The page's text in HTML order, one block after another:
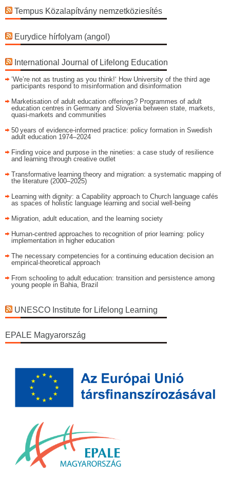
Tempus Közalapítvány nemzetköziesítés
Eurydice hírfolyam (angol)
International Journal of Lifelong Education
’We’re not as trusting as you think!‘ How University of the third age
participants respond to misinformation and disinformation
Marketisation of adult education offerings? Programmes of adult
education centres in Germany and Slovenia between state, markets,
quasi-markets and communities
50 years of evidence‑informed practice: policy formation in Swedish
adult education 1974–2024
Finding voice and purpose in the nineties: a case study of resilience
and learning through creative outlet
Transformative learning theory and migration: a systematic mapping of
the literature (2000–2025)
Learning with dignity: a Capability approach to Church language cafés
as spaces of holistic language learning and social well-being
Migration, adult education, and the learning society
Human-centred approaches to recognition of prior learning: policy
implementation in higher education
The necessary competencies for a continuing education decision an
empirical-theoretical approach
From schooling to adult education: transition and persistence among
young people in Bahia, Brazil
UNESCO Institute for Lifelong Learning
EPALE Magyarország